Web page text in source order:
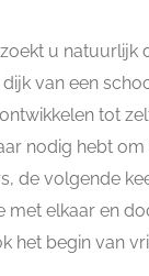
u natuurlijk
dijk van een
tot
nodig hebt
de volgende
met elkaar en
het begin van